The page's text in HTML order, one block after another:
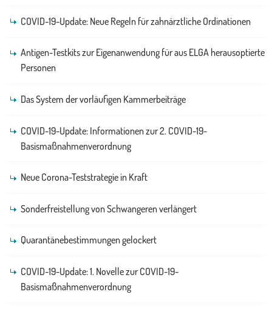
COVID-19-Update: Neue Regeln für zahnärztliche Ordinationen
Antigen-Testkits zur Eigenanwendung für aus ELGA herausoptierte
Personen
Das System der vorläufigen Kammerbeiträge
COVID-19-Update: Informationen zur 2. COVID-19-
Basismaßnahmenverordnung
Neue Corona-Teststrategie in Kraft
Sonderfreistellung von Schwangeren verlängert
Quarantänebestimmungen gelockert
COVID-19-Update: 1. Novelle zur COVID-19-
Basismaßnahmenverordnung